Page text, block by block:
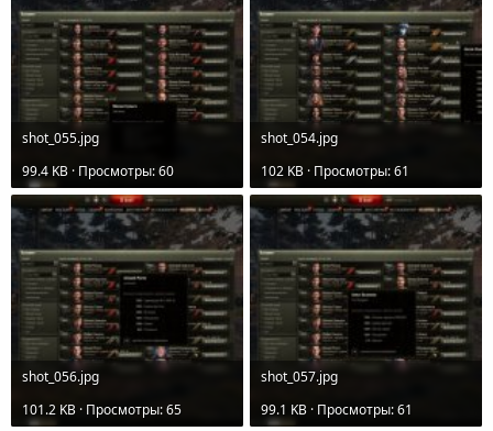
shot_055.jpg
99.4 KB · Просмотры: 60
shot_054.jpg
102 KB · Просмотры: 61
shot_056.jpg
101.2 KB · Просмотры: 65
shot_057.jpg
99.1 KB · Просмотры: 61